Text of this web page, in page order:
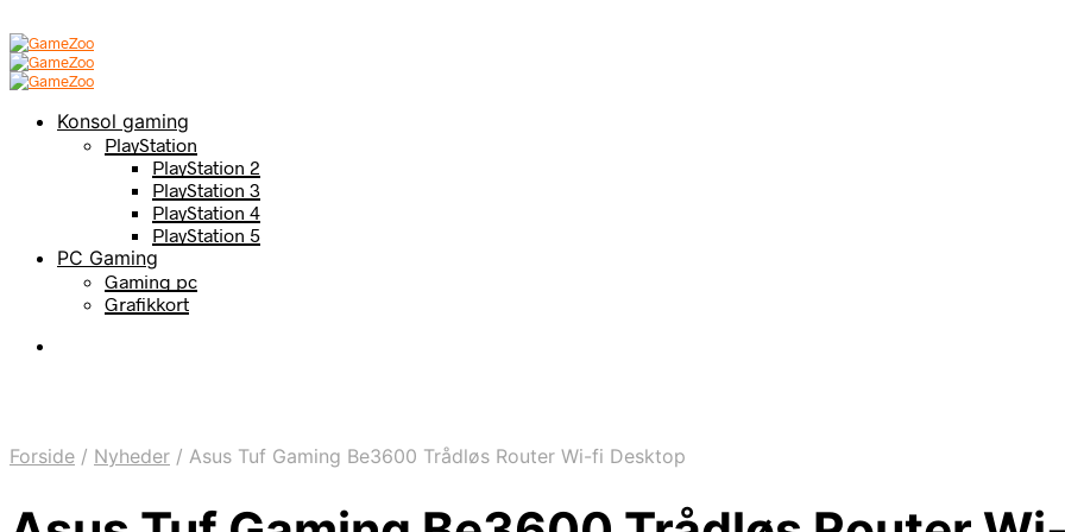
Konsol gaming
PlayStation
PlayStation 2
PlayStation 3
PlayStation 4
PlayStation 5
PC Gaming
Gaming pc
Grafikkort
Forside / Nyheder / Asus Tuf Gaming Be3600 Trådløs Router Wi-fi Desktop